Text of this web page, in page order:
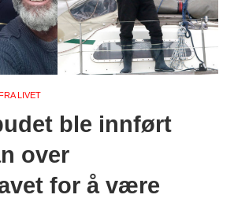
LIVET
ble innført
over
for å være